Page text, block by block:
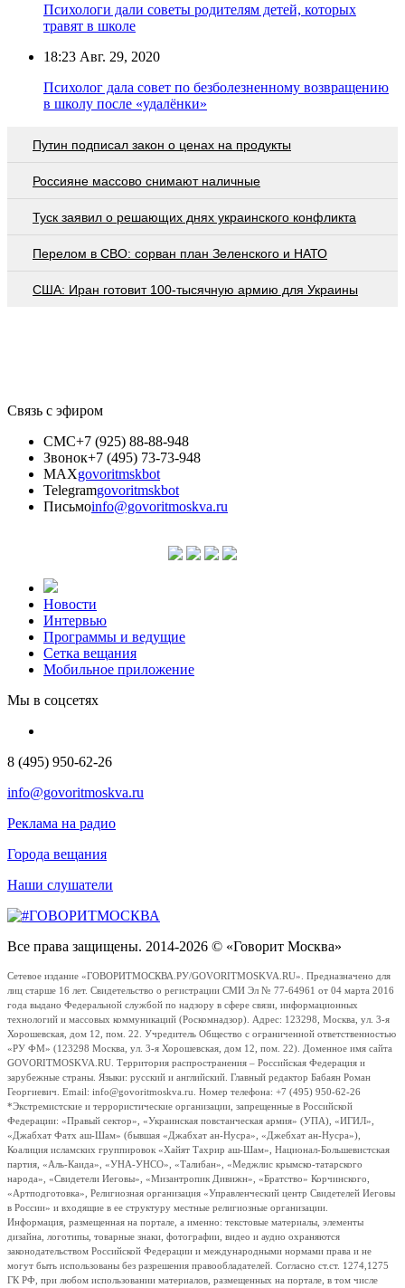
Психологи дали советы родителям детей, которых
травят в школе
18:23 Авг. 29, 2020
Психолог дала совет по безболезненному возвращению
в школу после «удалёнки»
Путин подписал закон о ценах на продукты
Россияне массово снимают наличные
Туск заявил о решающих днях украинского конфликта
Перелом в СВО: сорван план Зеленского и НАТО
США: Иран готовит 100-тысячную армию для Украины
Связь с эфиром
СМС+7 (925) 88-88-948
Звонок+7 (495) 73-73-948
MAXgovoritmskbot
Telegramgovoritmskbot
Письмоinfo@govoritmoskva.ru
Новости
Интервью
Программы и ведущие
Сетка вещания
Мобильное приложение
Мы в соцсетях
8 (495) 950-62-26
info@govoritmoskva.ru
Реклама на радио
Города вещания
Наши слушатели
Все права защищены. 2014-2026 © «Говорит Москва»
Сетевое издание «ГОВОРИТМОСКВА.РУ/GOVORITMOSKVA.RU». Предназначено для
лиц старше 16 лет. Свидетельство о регистрации СМИ Эл № 77-64961 от 04 марта 2016
года выдано Федеральной службой по надзору в сфере связи, информационных
технологий и массовых коммуникаций (Роскомнадзор). Адрес: 123298, Москва, ул. 3-я
Хорошевская, дом 12, пом. 22. Учредитель Общество с ограниченной ответственностью
«РУ ФМ» (123298 Москва, ул. 3-я Хорошевская, дом 12, пом. 22). Доменное имя сайта
GOVORITMOSKVA.RU. Территория распространения – Российская Федерация и
зарубежные страны. Языки: русский и английский. Главный редактор Бабаян Роман
Георгиевич. Email: info@govoritmoskva.ru. Номер телефона: +7 (495) 950-62-26
*Экстремистские и террористические организации, запрещенные в Российской
Федерации: «Правый сектор», «Украинская повстанческая армия» (УПА), «ИГИЛ»,
«Джабхат Фатх аш-Шам» (бывшая «Джабхат ан-Нусра», «Джебхат ан-Нусра»),
Коалиция исламских группировок «Хайят Тахрир аш-Шам», Национал-Большевистская
партия, «Аль-Каида», «УНА-УНСО», «Талибан», «Меджлис крымско-татарского
народа», «Свидетели Иеговы», «Мизантропик Дивижн», «Братство» Корчинского,
«Артподготовка», Религиозная организация «Управленческий центр Свидетелей Иеговы
в России» и входящие в ее структуру местные религиозные организации.
Информация, размещенная на портале, а именно: текстовые материалы, элементы
дизайна, логотипы, товарные знаки, фотографии, видео и аудио охраняются
законодательством Российской Федерации и международными нормами права и не
могут быть использованы без разрешения правообладателей. Согласно ст.ст. 1274,1275
ГК РФ, при любом использовании материалов, размещенных на портале, в том числе